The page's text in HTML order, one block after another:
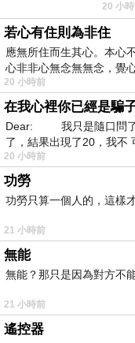
花不
20 小
若心有住則為非住
應無所住而生其心。本心
心非非心無念無無念，覺
20 小時前
在我心裡你已經是騙
Dear: 我只是隨口問了
了，結果出現了20，我不
20 小時前
功勞
功勞只算一個人的，這樣
21 小時前
無能
無能？那只是因為對方不
21 小時前
遙控器